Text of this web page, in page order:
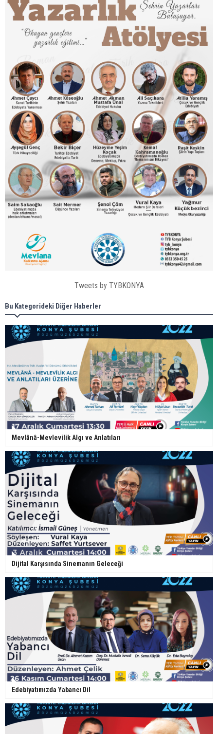
Tweets by TYBKONYA
Bu Kategorideki Diğer Haberler
Mevlânâ-Mevlevilik Algı ve Anlatıları
Dijital Karşısında Sinemanın Geleceği
Edebiyatımızda Yabancı Dil